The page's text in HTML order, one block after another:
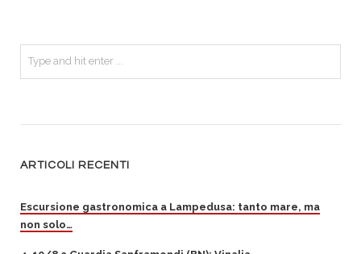
ARTICOLI RECENTI
Escursione gastronomica a Lampedusa: tanto mare, ma
non solo…